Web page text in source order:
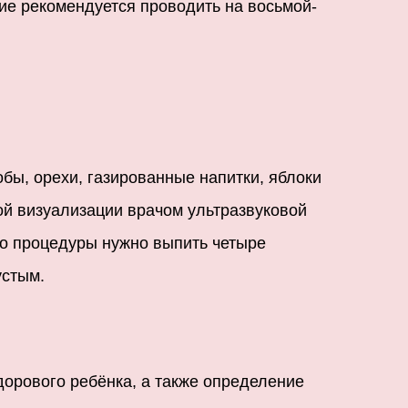
рекомендуется проводить на восьмой-
орехи, газированные напитки, яблоки
врачом ультразвуковой
процедуры нужно выпить четыре
ребёнка, а также определение